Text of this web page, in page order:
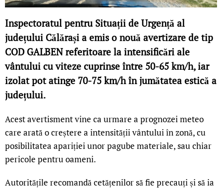
Inspectoratul pentru Situații de Urgență al
județului Călărași a emis o nouă avertizare de tip
COD GALBEN referitoare la intensificări ale
vântului cu viteze cuprinse între 50-65 km/h, iar
izolat pot atinge 70-75 km/h în jumătatea estică a
județului.
Acest avertisment vine ca urmare a prognozei meteo
care arată o creștere a intensității vântului în zonă, cu
posibilitatea apariției unor pagube materiale, sau chiar
pericole pentru oameni.
Autoritățile recomandă cetățenilor să fie precauți și să ia